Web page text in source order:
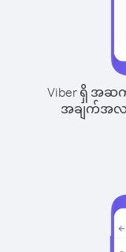
Viber ရှိ အ
အချက်အလက်